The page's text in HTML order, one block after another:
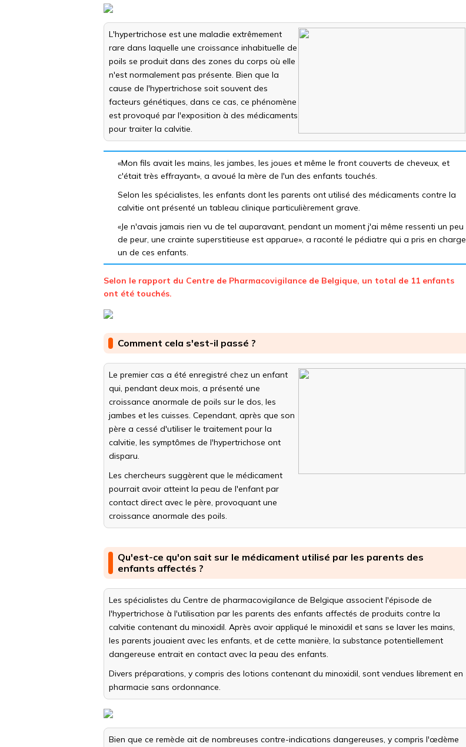
L'hypertrichose est une maladie extrêmement
rare dans laquelle une croissance inhabituelle de
poils se produit dans des zones du corps où elle
n'est normalement pas présente. Bien que la
cause de l'hypertrichose soit souvent des
facteurs génétiques, dans ce cas, ce phénomène
est provoqué par l'exposition à des médicaments
pour traiter la calvitie.
«Mon fils avait les mains, les jambes, les joues et même le front couverts de cheveux, et
c'était très effrayant», a avoué la mère de l'un des enfants touchés.
Selon les spécialistes, les enfants dont les parents ont utilisé des médicaments contre la
calvitie ont présenté un tableau clinique particulièrement grave.
«Je n'avais jamais rien vu de tel auparavant, pendant un moment j'ai même ressenti un peu
de peur, une crainte superstitieuse est apparue», a raconté le pédiatre qui a pris en charge
un de ces enfants.
Selon le rapport du Centre de Pharmacovigilance de Belgique, un total de 11 enfants
ont été touchés.
Comment cela s'est-il passé ?
Le premier cas a été enregistré chez un enfant
qui, pendant deux mois, a présenté une
croissance anormale de poils sur le dos, les
jambes et les cuisses. Cependant, après que son
père a cessé d'utiliser le traitement pour la
calvitie, les symptômes de l'hypertrichose ont
disparu.
Les chercheurs suggèrent que le médicament
pourrait avoir atteint la peau de l'enfant par
contact direct avec le père, provoquant une
croissance anormale des poils.
Qu'est-ce qu'on sait sur le médicament utilisé par les parents des
enfants affectés ?
Les spécialistes du Centre de pharmacovigilance de Belgique associent l'épisode de
l'hypertrichose à l'utilisation par les parents des enfants affectés de produits contre la
calvitie contenant du minoxidil. Après avoir appliqué le minoxidil et sans se laver les mains,
les parents jouaient avec les enfants, et de cette manière, la substance potentiellement
dangereuse entrait en contact avec la peau des enfants.
Divers préparations, y compris des lotions contenant du minoxidil, sont vendues librement en
pharmacie sans ordonnance.
Bien que ce remède ait de nombreuses contre-indications dangereuses, y compris l'œdème